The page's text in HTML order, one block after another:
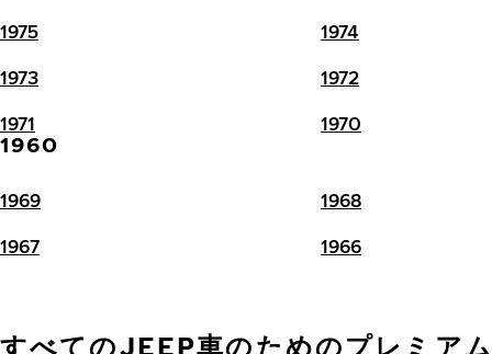
1975 1974
1973 1972
1971 1970
1960
1969 1968
1967 1966
すべてのJEEP車のためのプレミア